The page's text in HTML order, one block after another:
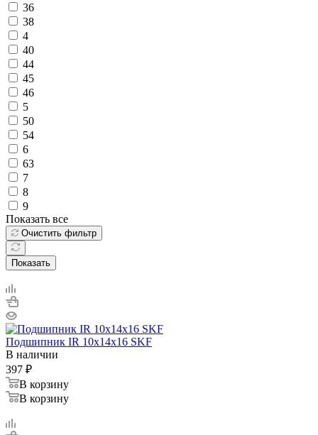
36
38
4
40
44
45
46
5
50
54
6
63
7
8
9
Показать все
Очистить фильтр
Показать
Подшипник IR 10x14x16 SKF
В наличии
397 ₽
В корзину
В корзину